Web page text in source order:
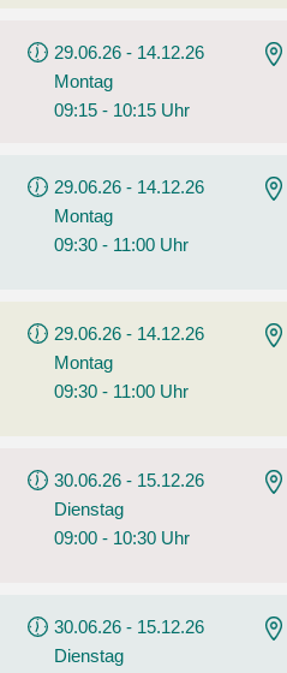
29.06.26 - 14.12.26
Montag
09:15 - 10:15 Uhr
29.06.26 - 14.12.26
Montag
09:30 - 11:00 Uhr
29.06.26 - 14.12.26
Montag
09:30 - 11:00 Uhr
30.06.26 - 15.12.26
Dienstag
09:00 - 10:30 Uhr
30.06.26 - 15.12.26
Dienstag